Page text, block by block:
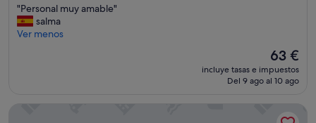
10,
Bueno,
(86 comentarios)
"
P
e
"Personal muy amable"
salma
Ver menos
El
precio
actual
de
63 €
63 €
incluye tasas e impuestos
Del 9 ago al 10 ago